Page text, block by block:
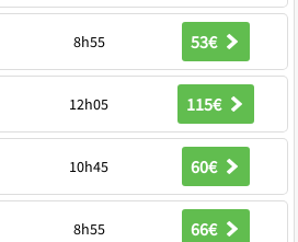
8h55 53€
12h05 115€
10h45 60€
8h55 66€